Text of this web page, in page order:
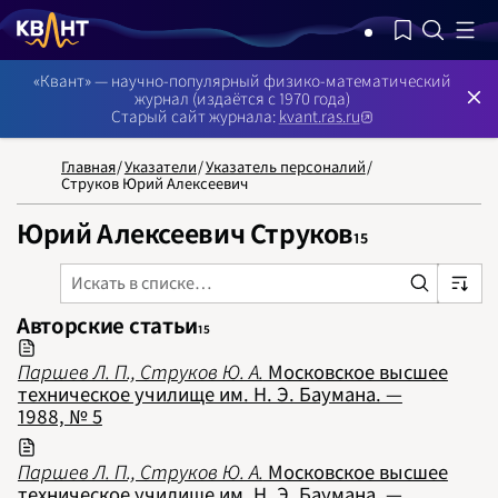
НОМЕРА СТАТЬИ ЗАДАЧИ УКАЗАТЕЛИ РУБРИКАТОРЫ О
1970
1971
1973
1975
1976
1977
1978
1982
1983
1984
NB: Сортировка результатов — по релевантности, поиск в номерах
«Квант» — научно-популярный физико-математический
журнал (издаётся с 1970 года)
Старый сайт журнала: kvant.ras.ru
Главная/Указатели/Указатель персоналий/
Струков Юрий Алексеевич
Юрий Алексеевич Струков15
Авторские статьи15
Паршев Л. П., Струков Ю. А. Московское высшее
техническое училище им. Н. Э. Баумана. —
1988, № 5
Паршев Л. П., Струков Ю. А. Московское высшее